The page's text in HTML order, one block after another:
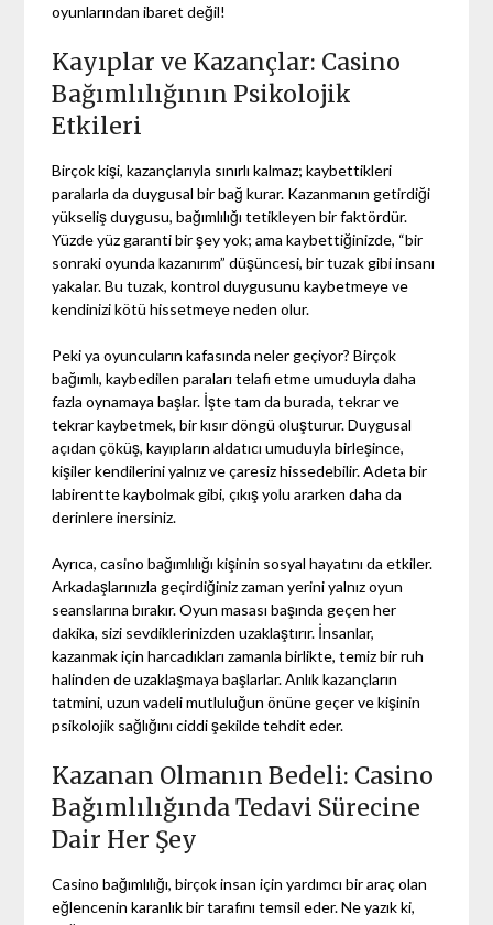
oyunlarından ibaret değil!
Kayıplar ve Kazançlar: Casino
Bağımlılığının Psikolojik
Etkileri
Birçok kişi, kazançlarıyla sınırlı kalmaz; kaybettikleri
paralarla da duygusal bir bağ kurar. Kazanmanın getirdiği
yükseliş duygusu, bağımlılığı tetikleyen bir faktördür.
Yüzde yüz garanti bir şey yok; ama kaybettiğinizde, “bir
sonraki oyunda kazanırım” düşüncesi, bir tuzak gibi insanı
yakalar. Bu tuzak, kontrol duygusunu kaybetmeye ve
kendinizi kötü hissetmeye neden olur.
Peki ya oyuncuların kafasında neler geçiyor? Birçok
bağımlı, kaybedilen paraları telafi etme umuduyla daha
fazla oynamaya başlar. İşte tam da burada, tekrar ve
tekrar kaybetmek, bir kısır döngü oluşturur. Duygusal
açıdan çöküş, kayıpların aldatıcı umuduyla birleşince,
kişiler kendilerini yalnız ve çaresiz hissedebilir. Adeta bir
labirentte kaybolmak gibi, çıkış yolu ararken daha da
derinlere inersiniz.
Ayrıca, casino bağımlılığı kişinin sosyal hayatını da etkiler.
Arkadaşlarınızla geçirdiğiniz zaman yerini yalnız oyun
seanslarına bırakır. Oyun masası başında geçen her
dakika, sizi sevdiklerinizden uzaklaştırır. İnsanlar,
kazanmak için harcadıkları zamanla birlikte, temiz bir ruh
halinden de uzaklaşmaya başlarlar. Anlık kazançların
tatmini, uzun vadeli mutluluğun önüne geçer ve kişinin
psikolojik sağlığını ciddi şekilde tehdit eder.
Kazanan Olmanın Bedeli: Casino
Bağımlılığında Tedavi Sürecine
Dair Her Şey
Casino bağımlılığı, birçok insan için yardımcı bir araç olan
eğlencenin karanlık bir tarafını temsil eder. Ne yazık ki,